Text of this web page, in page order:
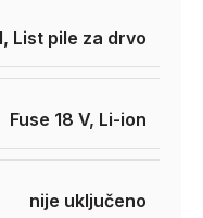
List pile za drvo
Fuse 18 V, Li-ion
nije uključeno